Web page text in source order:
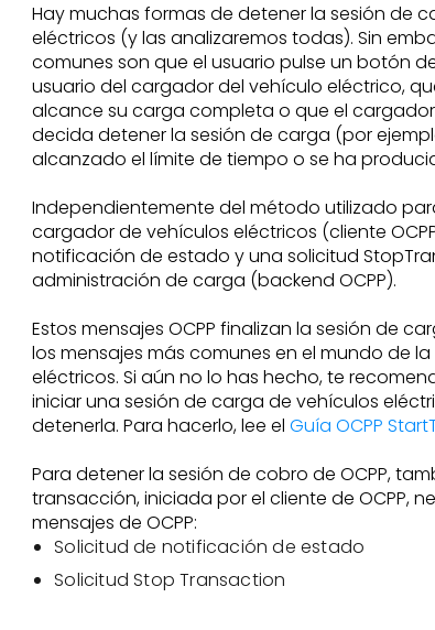
Hay muchas formas de detener la sesión de
eléctricos (y las analizaremos todas). Sin
comunes son que el usuario pulse un botón
usuario del cargador del vehículo eléctrico,
alcance su carga completa o que el
decida detener la sesión de carga (por
alcanzado el límite de tiempo o se ha
Independientemente del método utilizado
cargador de vehículos eléctricos (cliente
notificación de estado y una solicitud
administración de carga (backend OCPP).
Estos mensajes OCPP finalizan la sesión de
los mensajes más comunes en el mundo de
eléctricos. Si aún no lo has hecho, te
iniciar una sesión de carga de vehículos
detenerla. Para hacerlo, lee elGuía OCPP
Para detener la sesión de cobro de OCPP,
transacción, iniciada por el cliente de OCPP,
mensajes de OCPP:
Solicitud de notificación de estado
Solicitud Stop Transaction